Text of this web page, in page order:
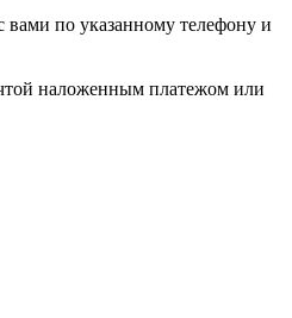
по указанному телефону и
наложенным платежом или